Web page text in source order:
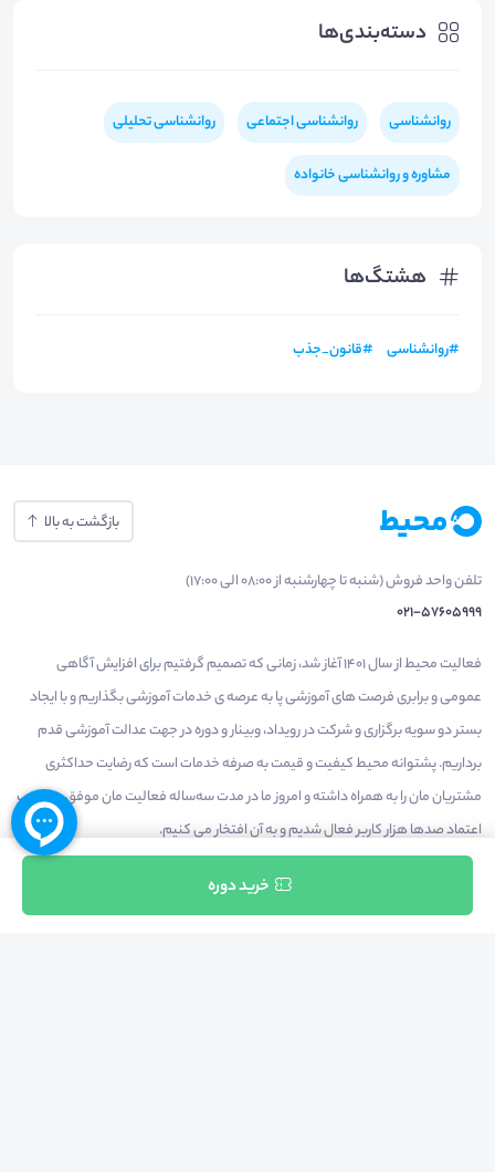
دسته‌بندی‌ها
روانشناسی روانشناسی اجتماعی روانشناسی تحلیلی
مشاوره و روانشناسی خانواده
هشتگ‌ها
#روانشناسی #قانون_جذب
خرید دوره
بازگشت به بالا
تلفن واحد فروش (شنبه تا چهارشنبه از 08:00 الی 17:00)
021-57605999
فعالیت محیط از سال 1401 آغاز شد، زمانی که تصمیم گرفتیم برای افزایش آگاهی
عمومی و برابری فرصت های آموزشی پا به عرصه ی خدمات آموزشی بگذاریم و با ایجاد
بستر دو سویه برگزاری و شرکت در رویداد، وبینار و دوره در جهت عدالت آموزشی قدم
برداریم. پشتوانه محیط کیفیت و قیمت به صرفه خدمات است که رضایت حداکثری
مشتریان مان را به همراه داشته و امروز ما در مدت سه‌ساله فعالیت مان موفق به کسب
اعتماد صدها هزار کاربر فعال شدیم و به آن افتخار می‌ کنیم.